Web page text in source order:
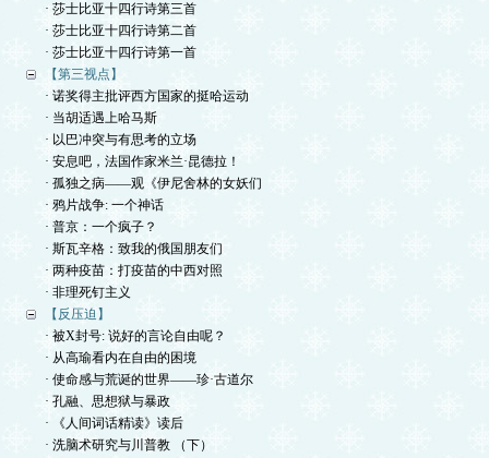
· 莎士比亚十四行诗第三首
· 莎士比亚十四行诗第二首
· 莎士比亚十四行诗第一首
【第三视点】
· 诺奖得主批评西方国家的挺哈运动
· 当胡适遇上哈马斯
· 以巴冲突与有思考的立场
· 安息吧，法国作家米兰·昆德拉！
· 孤独之病——观《伊尼舍林的女妖们
· 鸦片战争: 一个神话
· 普京：一个疯子？
· 斯瓦辛格：致我的俄国朋友们
· 两种疫苗：打疫苗的中西对照
· 非理死钉主义
【反压迫】
· 被X封号: 说好的言论自由呢？
· 从高瑜看内在自由的困境
· 使命感与荒诞的世界——珍·古道尔
· 孔融、思想狱与暴政
· 《人间词话精读》读后
· 洗脑术研究与川普教 （下）